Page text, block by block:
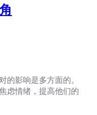
的影响是多方面的。
虑情绪，提高他们的